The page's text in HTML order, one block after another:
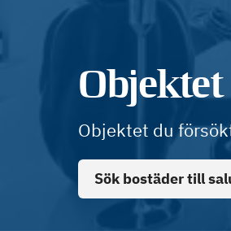
Objektet du
Sök bostäder till